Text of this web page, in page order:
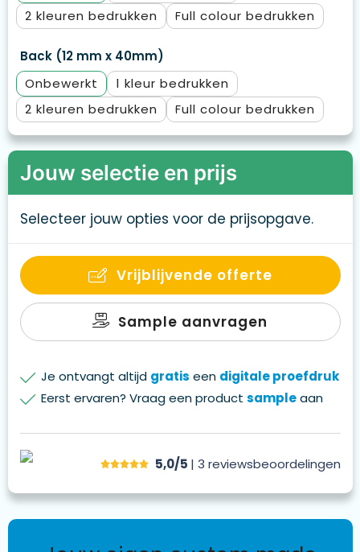
2
Full colour
Back (12 mm x 40mm)
Onbewerkt
1
2
Full colour
Jouw selectie en prijs
Selecteer jouw opties voor de prijsopgave.
Vrijblijvende offerte
Sample aanvragen
Je ontvangt altijd gratis een digitale proefdruk
Eerst ervaren? Vraag een product sampleaan
5,0/5 | 3 reviewsbeoordelingen